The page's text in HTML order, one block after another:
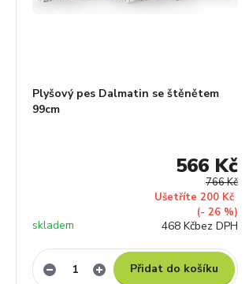
Plyšový pes Dalmatin se štěnětem
99cm
766 Kč
Ušetříte 200 Kč
(- 26 %)
566 Kč
468 Kčbez DPH
skladem
Přidat do košíku